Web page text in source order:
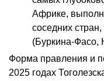
Африке,
соседних
(Буркина-Фасо,
Форма правления и
2025 годах